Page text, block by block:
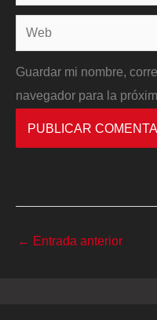
electrónico*
Web
Guardar mi nombre,
navegador para la
← Entrada anterior